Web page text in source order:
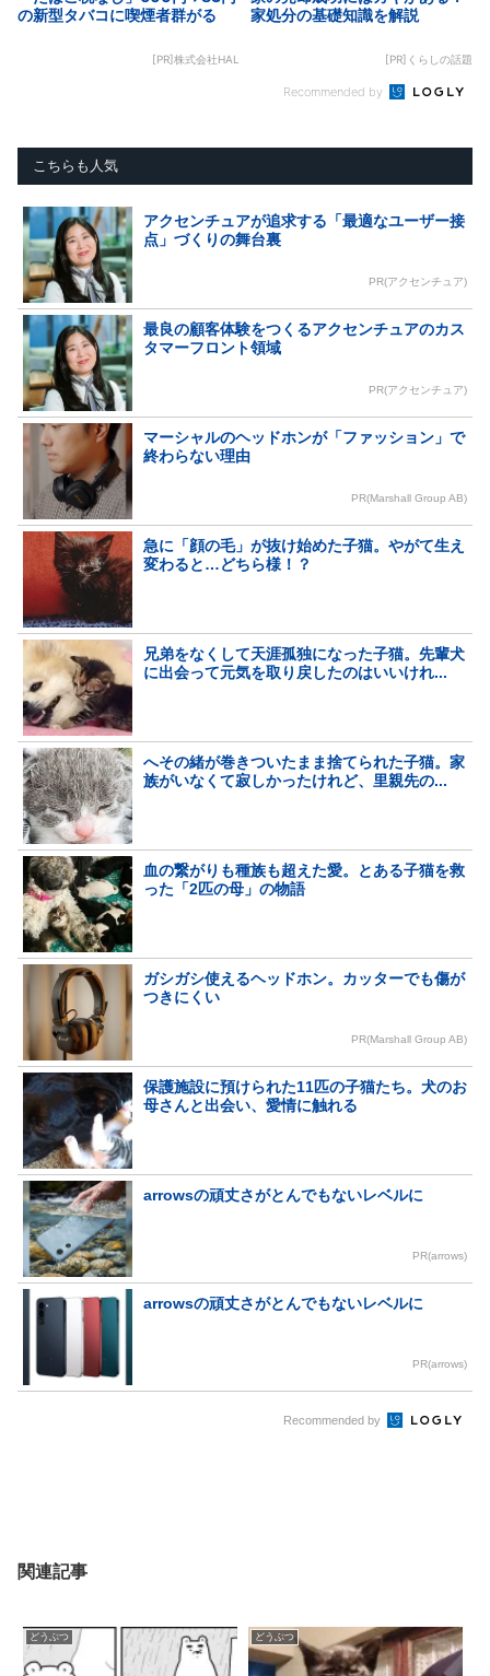
の新型タバコに喫煙者群がる
[PR]株式会社HAL
家処分の基礎知識を解説
[PR]くらしの話題
Recommended by
こちらも人気
アクセンチュアが追求する「最適なユーザー接
点」づくりの舞台裏
PR(アクセンチュア)
最良の顧客体験をつくるアクセンチュアのカス
タマーフロント領域
PR(アクセンチュア)
マーシャルのヘッドホンが「ファッション」で
終わらない理由
PR(Marshall Group AB)
急に「顔の毛」が抜け始めた子猫。やがて生え
変わると…どちら様！？
兄弟をなくして天涯孤独になった子猫。先輩犬
に出会って元気を取り戻したのはいいけれ...
へその緒が巻きついたまま捨てられた子猫。家
族がいなくて寂しかったけれど、里親先の...
血の繋がりも種族も超えた愛。とある子猫を救
った「2匹の母」の物語
ガシガシ使えるヘッドホン。カッターでも傷が
つきにくい
PR(Marshall Group AB)
保護施設に預けられた11匹の子猫たち。犬のお
母さんと出会い、愛情に触れる
arrowsの頑丈さがとんでもないレベルに
PR(arrows)
arrowsの頑丈さがとんでもないレベルに
PR(arrows)
Recommended by
関連記事
どうぶつ どうぶつ